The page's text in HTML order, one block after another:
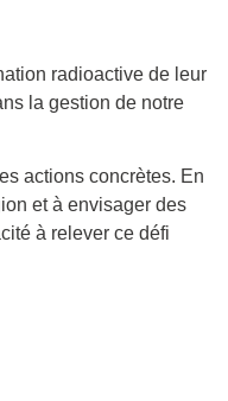
radioactive de leur
la gestion de notre
actions concrètes. En
et à envisager des
à relever ce défi